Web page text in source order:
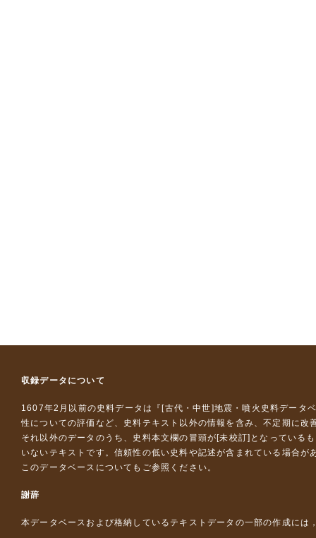
収録データについて
1607年2月以前の史料データは『 [古代・中世]地震・噴火史料データ
性についての評価など、史料テキスト以外の情報を含み、不定期に改
それ以外のデータのうち、史料本文欄の冒頭が[未校訂]となっている
いないテキストです。信頼性の低い史料や記述が含まれている場合が
このデータベースについて もご参照ください。
謝辞
本データベースおよび格納しているテキストデータの一部の作成には